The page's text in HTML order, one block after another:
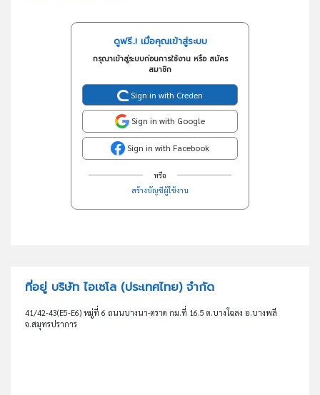
ดูฟรี..! เมื่อคุณเข้าสู่ระบบ
กรุณาเข้าสู่ระบบก่อนการใช้งาน หรือ สมัคร
สมาชิก
Sign in with Creden
Sign in with Google
Sign in with Facebook
หรือ
สร้างบัญชีผู้ใช้งาน
ที่อยู่ บริษัท ไอเซโล (ประเทศไทย) จำกัด
41/42-43(E5-E6) หมู่ที่ 6 ถนนบางนา-ตราด กม.ที่ 16.5 ต.บางโฉลง อ.บางพลี
จ.สมุทรปราการ